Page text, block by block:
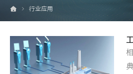
行业应用